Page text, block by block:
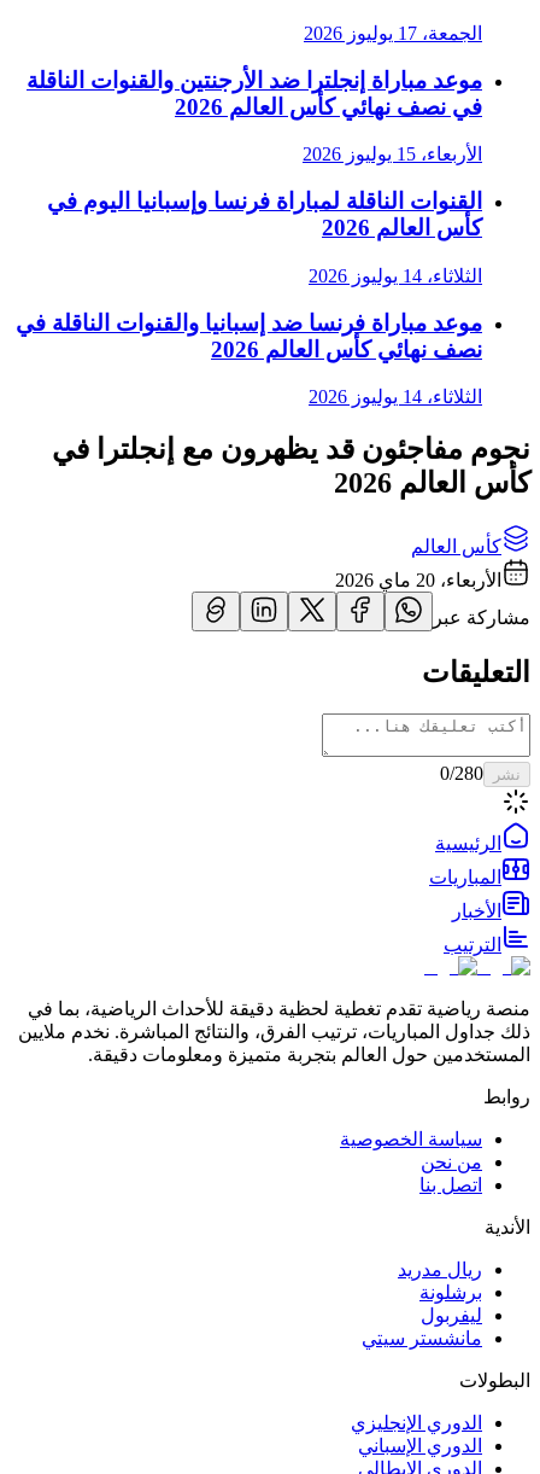
الجمعة، 17 يوليوز 2026
موعد مباراة إنجلترا ضد الأرجنتين والقنوات الناقلة
في نصف نهائي كأس العالم 2026
الأربعاء، 15 يوليوز 2026
القنوات الناقلة لمباراة فرنسا وإسبانيا اليوم في
كأس العالم 2026
الثلاثاء، 14 يوليوز 2026
موعد مباراة فرنسا ضد إسبانيا والقنوات الناقلة في
نصف نهائي كأس العالم 2026
الثلاثاء، 14 يوليوز 2026
نجوم مفاجئون قد يظهرون مع إنجلترا في
كأس العالم 2026
كأس العالم
الأربعاء، 20 ماي 2026
مشاركة عبر
التعليقات
نشر 0/280
الرئيسية
المباريات
الأخبار
الترتيب
منصة رياضية تقدم تغطية لحظية دقيقة للأحداث الرياضية، بما في
ذلك جداول المباريات، ترتيب الفرق، والنتائج المباشرة. نخدم ملايين
المستخدمين حول العالم بتجربة متميزة ومعلومات دقيقة.
روابط
سياسة الخصوصية
من نحن
اتصل بنا
الأندية
ريال مدريد
برشلونة
ليفربول
مانشستر سيتي
البطولات
الدوري الإنجليزي
الدوري الإسباني
الدوري الإيطالي